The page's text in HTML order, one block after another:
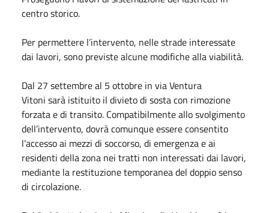
centro storico.
Per permettere l’intervento, nelle strade interessate
dai lavori, sono previste alcune modifiche alla viabilità.
Dal 27 settembre al 5 ottobre in via Ventura
Vitoni sarà istituito il divieto di sosta con rimozione
forzata e di transito. Compatibilmente allo svolgimento
dell’intervento, dovrà comunque essere consentito
l’accesso ai mezzi di soccorso, di emergenza e ai
residenti della zona nei tratti non interessati dai lavori,
mediante la restituzione temporanea del doppio senso
di circolazione.